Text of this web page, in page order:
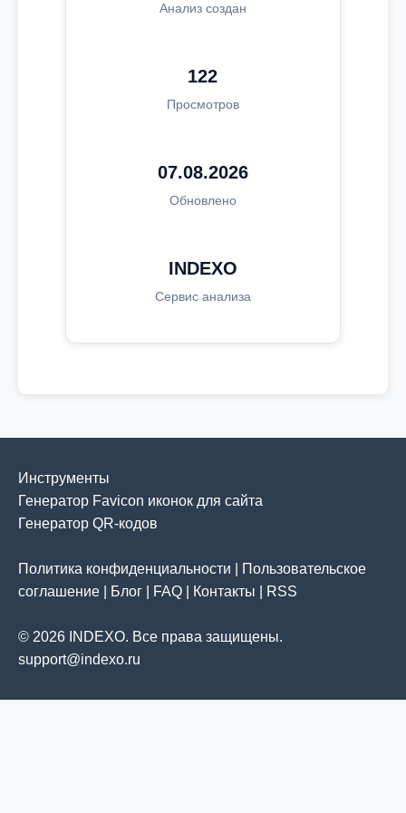
Анализ создан
122
Просмотров
07.08.2026
Обновлено
INDEXO
Сервис анализа
Инструменты
Генератор Favicon иконок для сайта
Генератор QR-кодов
Политика конфиденциальности
Пользовательское
соглашение
Блог FAQ Контакты RSS
© 2026 INDEXO. Все права защищены.
support@indexo.ru